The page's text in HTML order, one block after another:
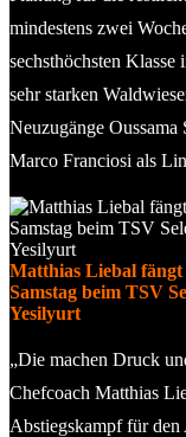
mindestens zwei
sechsthöchsten
sehr starken
Neuzugänge
Marco Franciosi als
Matthias Liebal
Samstag beim TSV
Yesilyurt
„Die machen Druck
Chefcoach Matthias
Abstiegskampf für den